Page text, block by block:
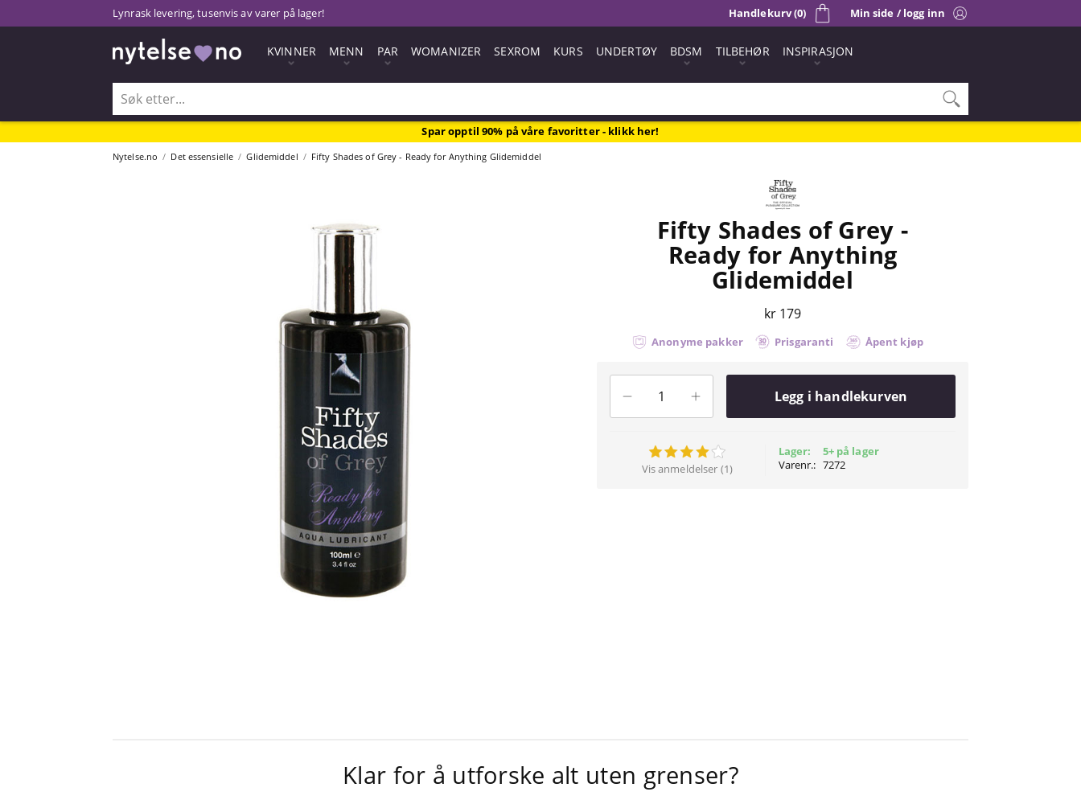
Lynrask levering, tusenvis av varer på lager! Min side / logg inn
Handlekurv (0)
KVINNER MENN PAR WOMANIZER SEXROM KURS UNDERTØY BDSM TILBEHØR INSPIRASJON
Spar opptil 90% på våre favoritter - klikk her!
Nytelse.no Det essensielle Glidemiddel Fifty Shades of Grey - Ready for Anything Glidemiddel
Fifty Shades of Grey -
Ready for Anything
Glidemiddel
kr 179
Anonyme pakker Prisgaranti Åpent kjøp
Legg i handlekurven
Vis anmeldelser (1)
Lager:
Varenr.:
5+ på lager
7272
Klar for å utforske alt uten grenser?